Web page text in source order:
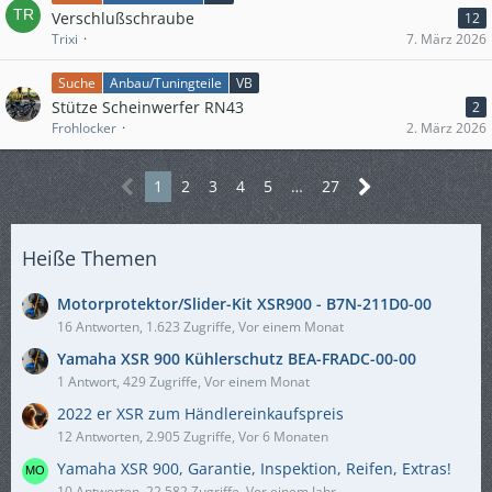
Verschlußschraube
12
Trixi
7. März 2026
Suche Anbau/Tuningteile VB
Stütze Scheinwerfer RN43
2
Frohlocker
2. März 2026
1 2 3 4 5 … 27
Heiße Themen
Motorprotektor/Slider-Kit XSR900 - B7N-211D0-00
16 Antworten, 1.623 Zugriffe, Vor einem Monat
Yamaha XSR 900 Kühlerschutz BEA-FRADC-00-00
1 Antwort, 429 Zugriffe, Vor einem Monat
2022 er XSR zum Händlereinkaufspreis
12 Antworten, 2.905 Zugriffe, Vor 6 Monaten
Yamaha XSR 900, Garantie, Inspektion, Reifen, Extras!